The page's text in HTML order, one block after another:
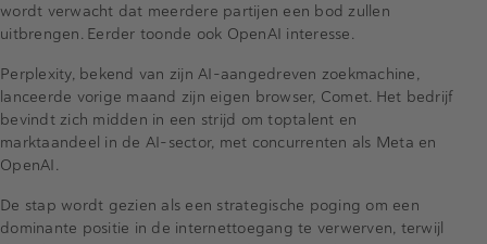
wordt verwacht dat meerdere partijen een bod zullen
uitbrengen. Eerder toonde ook OpenAI interesse.
Perplexity, bekend van zijn AI-aangedreven zoekmachine,
lanceerde vorige maand zijn eigen browser, Comet. Het bedrijf
bevindt zich midden in een strijd om toptalent en
marktaandeel in de AI-sector, met concurrenten als Meta en
OpenAI.
De stap wordt gezien als een strategische poging om een
dominante positie in de internettoegang te verwerven, terwijl